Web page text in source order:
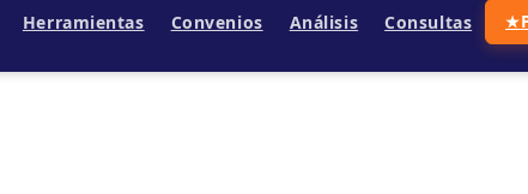
Herramientas Convenios Análisis Consultas ★